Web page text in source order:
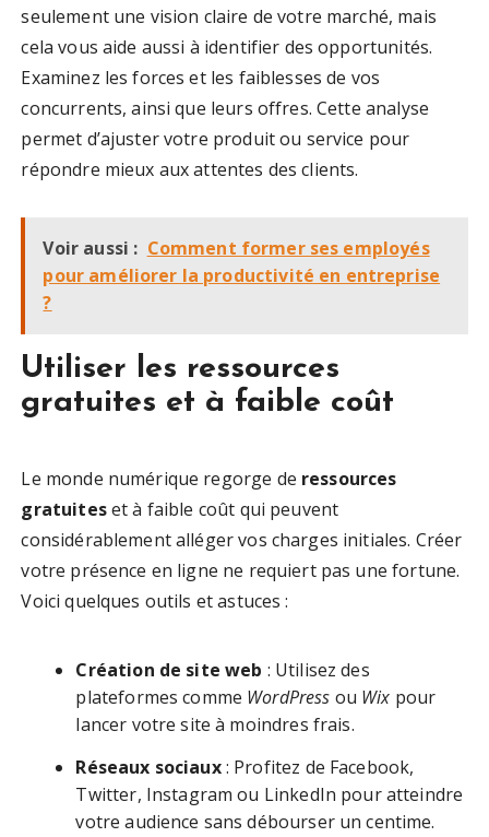
seulement une vision claire de votre marché, mais
cela vous aide aussi à identifier des opportunités.
Examinez les forces et les faiblesses de vos
concurrents, ainsi que leurs offres. Cette analyse
permet d’ajuster votre produit ou service pour
répondre mieux aux attentes des clients.
Voir aussi : Comment former ses employés
pour améliorer la productivité en entreprise
?
Utiliser les ressources
gratuites et à faible coût
Le monde numérique regorge de ressources
gratuiteset à faible coût qui peuvent
considérablement alléger vos charges initiales. Créer
votre présence en ligne ne requiert pas une fortune.
Voici quelques outils et astuces :
Création de site web : Utilisez des
plateformes comme WordPress ou Wix pour
lancer votre site à moindres frais.
Réseaux sociaux: Profitez de Facebook,
Twitter, Instagram ou LinkedIn pour atteindre
votre audience sans débourser un centime.